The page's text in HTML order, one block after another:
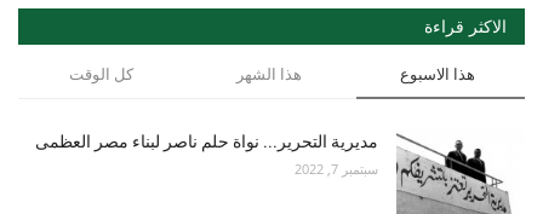
الاكثر قراءة
هذا الاسبوع هذا الشهر كل الوقت
مديرية التحرير... نواة حلم ناصر لبناء مصر العظمى
سبتمبر 7, 2022